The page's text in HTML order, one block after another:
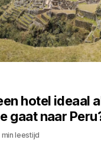
hotel ideaal
gaat naar
min leestijd